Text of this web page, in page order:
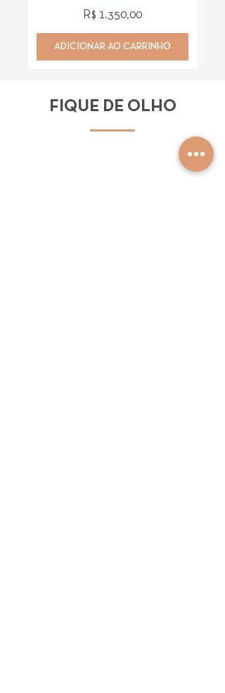
Preço
R$ 1.350,00
ADICIONAR AO CARRINHO
FIQUE DE OLHO